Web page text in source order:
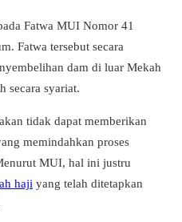
Fatwa MUI Nomor 41
Fatwa tersebut secara
dam di luar Mekah
secara syariat.
tidak dapat memberikan
memindahkan proses
MUI, hal ini justru
haji yang telah ditetapkan